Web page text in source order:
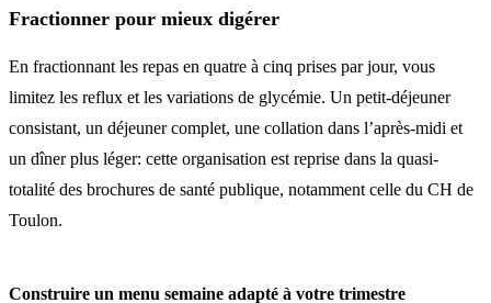
Fractionner pour mieux digérer
En fractionnant les repas en quatre à cinq prises par jour, vous
limitez les reflux et les variations de glycémie. Un petit-déjeuner
consistant, un déjeuner complet, une collation dans l’après-midi et
un dîner plus léger: cette organisation est reprise dans la quasi-
totalité des brochures de santé publique, notamment celle du CH de
Toulon.
Construire un menu semaine adapté à votre trimestre